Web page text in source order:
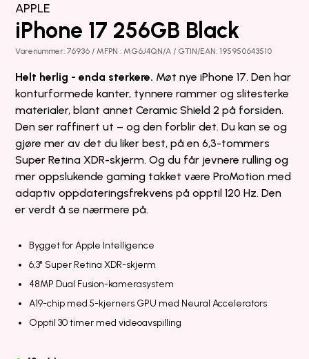
APPLE
iPhone 17 256GB Black
Varenummer: 76936 / MFPN : MG6J4QN/A / GTIN/EAN: 195950643510
Helt herlig - enda sterkere. Møt nye iPhone 17. Den har
konturformede kanter, tynnere rammer og slitesterke
materialer, blant annet Ceramic Shield 2 på forsiden.
Den ser raffinert ut – og den forblir det. Du kan se og
gjøre mer av det du liker best, på en 6,3-tommers
Super Retina XDR-skjerm. Og du får jevnere rulling og
mer oppslukende gaming takket være ProMotion med
adaptiv oppdateringsfrekvens på opptil 120 Hz. Den
er verdt å se nærmere på.
Bygget for Apple Intelligence
6,3" Super Retina XDR-skjerm
48MP Dual Fusion-kamerasystem
A19-chip med 5-kjerners GPU med Neural Accelerators
Opptil 30 timer med videoavspilling